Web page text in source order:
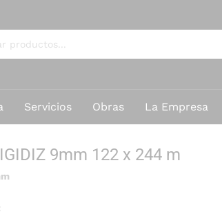
Servicios Obras La Empresa
9mm 122 x 244 m